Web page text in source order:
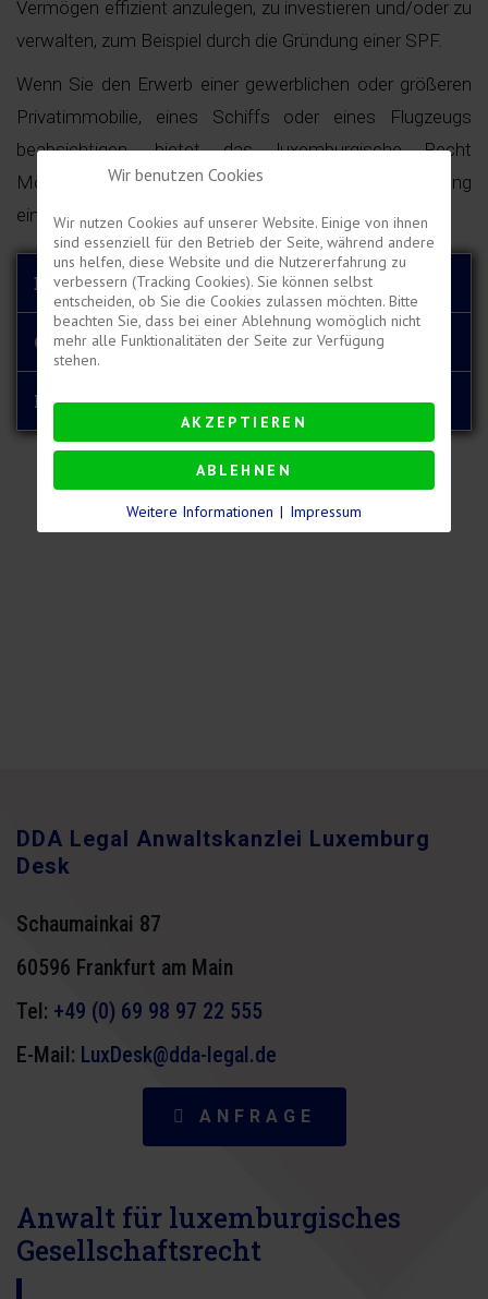
Vermögen effizient anzulegen, zu investieren und/oder zu
verwalten, zum Beispiel durch die Gründung einer SPF.
Wenn Sie den Erwerb einer gewerblichen oder größeren
Privatimmobilie, eines Schiffs oder eines Flugzeugs
beabsichtigen, bietet das luxemburgische Recht
Möglichkeiten für eine sichere und effiziente Gestaltung
einer solchen Akquisition.
Besondere Instrumente
Gute Bedingungen
Nachlassplanung
DDA Legal Anwaltskanzlei Luxemburg
Desk
Schaumainkai 87
60596 Frankfurt am Main
Tel: +49 (0) 69 98 97 22 555
E-Mail: LuxDesk@dda-legal.de
ANFRAGE
Anwalt für luxemburgisches
Gesellschaftsrecht
Wir benutzen Cookies
Wir nutzen Cookies auf unserer Website. Einige von ihnen
sind essenziell für den Betrieb der Seite, während andere
uns helfen, diese Website und die Nutzererfahrung zu
verbessern (Tracking Cookies). Sie können selbst
entscheiden, ob Sie die Cookies zulassen möchten. Bitte
beachten Sie, dass bei einer Ablehnung womöglich nicht
mehr alle Funktionalitäten der Seite zur Verfügung
stehen.
AKZEPTIEREN
ABLEHNEN
Weitere Informationen | Impressum